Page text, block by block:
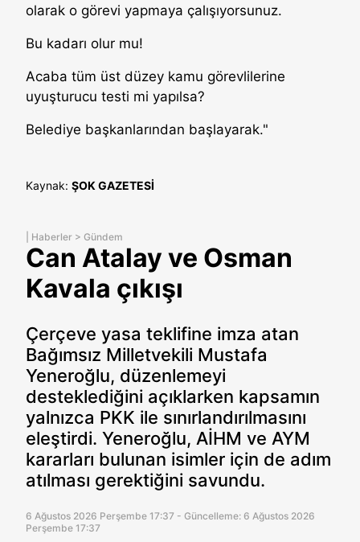
olarak o görevi yapmaya çalışıyorsunuz.
Bu kadarı olur mu!
Acaba tüm üst düzey kamu görevlilerine
uyuşturucu testi mi yapılsa?
Belediye başkanlarından başlayarak."
Kaynak: ŞOK GAZETESİ
Haberler > Gündem
Can Atalay ve Osman
Kavala çıkışı
Çerçeve yasa teklifine imza atan
Bağımsız Milletvekili Mustafa
Yeneroğlu, düzenlemeyi
desteklediğini açıklarken kapsamın
yalnızca PKK ile sınırlandırılmasını
eleştirdi. Yeneroğlu, AİHM ve AYM
kararları bulunan isimler için de adım
atılması gerektiğini savundu.
6 Ağustos 2026 Perşembe 17:37 - Güncelleme: 6 Ağustos 2026
Perşembe 17:37